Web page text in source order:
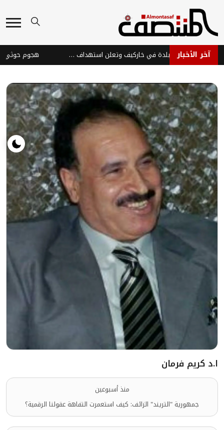
آخر الأخبار روسيا تسيطر على بلدة في خاركيف وتعلن استهداف سفن أوكرانية
ا.د كريم فرمان
منذ أسبوعين
جمهورية "التريند" الزائف: كيف استعمرت التفاهة عقولنا الرقمية؟